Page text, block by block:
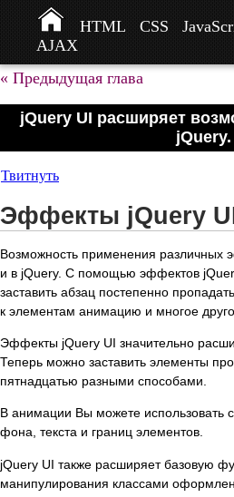
HTML CSS
AJAX
« Предыдущая глава
jQuery UI расширяет
jQuery.
Твитнуть
Эффекты jQuery
Возможность применения различных
и в jQuery. С помощью эффектов
заставить абзац постепенно
к элементам анимацию и многое
Эффекты jQuery UI значительно
Теперь можно заставить элементы
пятнадцатью разными способами.
В анимации Вы можете использовать
фона, текста и границ элементов.
jQuery UI также расширяет базовую
манипулирования классами